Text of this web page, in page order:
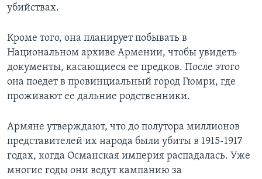
убийствах.
Кроме того, она планирует побывать в
Национальном архиве Армении, чтобы увидеть
документы, касающиеся ее предков. После этого
она поедет в провинциальный город Гюмри, где
проживают ее дальние родственники.
Армяне утверждают, что до полутора миллионов
представителей их народа были убиты в 1915-1917
годах, когда Османская империя распадалась. Уже
многие годы они ведут кампанию за